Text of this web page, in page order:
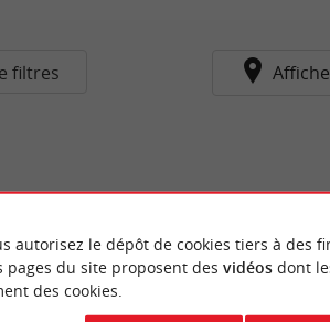
filtres
autorisez le dépôt de cookies tiers à des
pages du site proposent des vidéosdont
des cookies.